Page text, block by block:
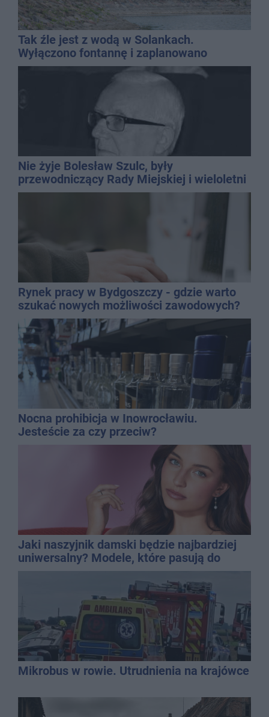
Tak źle jest z wodą w Solankach.
Wyłączono fontannę i zaplanowano
dolewkę
Nie żyje Bolesław Szulc, były
przewodniczący Rady Miejskiej i wieloletni
dyrektor SP 14
Rynek pracy w Bydgoszczy - gdzie warto
szukać nowych możliwości zawodowych?
Nocna prohibicja w Inowrocławiu.
Jesteście za czy przeciw?
Jaki naszyjnik damski będzie najbardziej
uniwersalny? Modele, które pasują do
wielu stylizacji
Mikrobus w rowie. Utrudnienia na krajówce